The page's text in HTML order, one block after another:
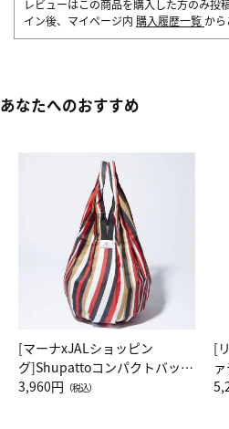
レビューはこの商品を購入した方のみ投
イン後、マイページ内 購入履歴一覧 から
あなたへのおすすめ
[マーナxJALショッピン
グ]Shupattoコンパクトバッグ
Drop JAL客室乗務員（LC）ス
3,960円 （税込）
[
ト